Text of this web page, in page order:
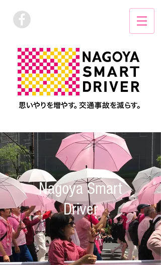
Nagoya Smart
Driver